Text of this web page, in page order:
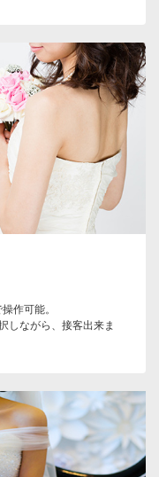
作可能。
しながら、接客出来ま